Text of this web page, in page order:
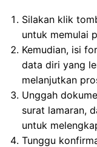
Silakan klik
untuk memulai
Kemudian, isi
data diri yang
melanjutkan
Unggah
surat lamaran,
untuk
Tunggu